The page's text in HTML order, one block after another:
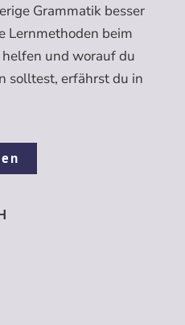
Grammatik besser
Lernmethoden beim
und worauf du
solltest, erfährst du in